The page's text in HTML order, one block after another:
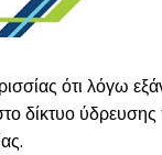
ότι λόγω
δίκτυο